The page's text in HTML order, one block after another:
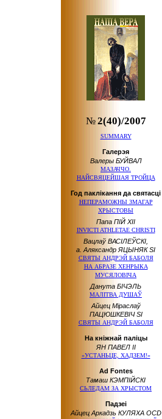
№2(40)/2007
SUMMARY
Галерэя
Валеры БУЙВАЛ
МАЗАЧЧО.
НАЙСВЯЦЕЙШАЯ ТРОЙЦА
Год паклікання да святасці
НЕПЕРАМОЖНЫ ЗМАГАР
ХРЫСТОВЫ
Папа ПІЙ ХІІ
INVICTI ATHLETAE CHRISTI
Вацлаў ВАСІЛЕЎСКІ,
а. Аляксандр ЯЦЫНЯК SI
СВЯТЫ АНДРЭЙ БАБОЛЯ
НА АБРАЗЕХЕНРЫКА
МУСЯЛОВIЧА
Данута БІЧЭЛЬ
МАЛІТВА ДУШАЎ
Айцец Міраслаў
ПАЦЮШКЕВІЧ SI
СВЯТЫ АНДРЭЙ БАБОЛЯ
На кніжнай паліцы
ЯН ПАВЕЛ ІІ
«УСТАНЬЦЕ, ХАДЗЕМ!»
Ad Fontes
Тамаш КЭМПІЙСКІ
СЬЛЕДАМ ЗА ХРЫСТОМ
Падзеі
Айцец Аркадзь КУЛЯХА OCD